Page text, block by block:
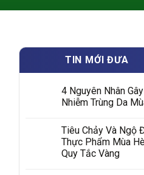
TIN MỚI ĐƯA
4 Nguyên Nhân Gây
Nhiễm Trùng Da
Tiêu Chảy Và Ngộ
Thực Phẩm Mùa
Quy Tắc Vàng